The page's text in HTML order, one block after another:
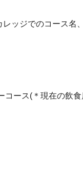
ジでのコース名、
コース(＊現在の飲